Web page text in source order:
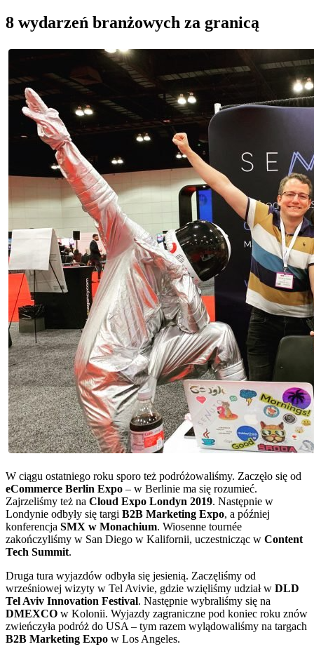
8 wydarzeń branżowych za granicą
W ciągu ostatniego roku sporo też podróżowaliśmy. Zaczęło się od
eCommerce Berlin Expo – w Berlinie ma się rozumieć.
Zajrzeliśmy też na Cloud Expo Londyn 2019. Następnie w
Londynie odbyły się targi B2B Marketing Expo, a później
konferencja SMX w Monachium. Wiosenne tournée
zakończyliśmy w San Diego w Kalifornii, uczestnicząc w Content
Tech Summit.
Druga tura wyjazdów odbyła się jesienią. Zaczęliśmy od
wrześniowej wizyty w Tel Avivie, gdzie wzięliśmy udział w DLD
Tel Aviv Innovation Festival. Następnie wybraliśmy się na
DMEXCO w Kolonii. Wyjazdy zagraniczne pod koniec roku znów
zwieńczyła podróż do USA – tym razem wylądowaliśmy na targach
B2B Marketing Expo w Los Angeles.